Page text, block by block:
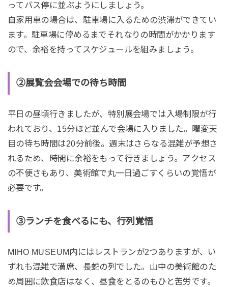
ってバス停に並ぶようにしましょう。
自家用車の場合は、駐車場に入るための渋滞ができてい
ます。駐車場に停めるまでそれなりの時間がかかります
ので、余裕を持ってスケジュールを組みましょう。
②展覧会会場での待ち時間
平日の昼頃行きましたが、特別展会場では入場制限が行
われており、15分ほど並んで会場に入りました。曜変天
目の待ち時間は20分前後。週末はさらなる混雑が予想さ
れるため、時間に余裕をもって行きましょう。アクセス
の不便さもあり、美術館で丸一日過ごすくらいの覚悟が
必要です。
③ランチを食べるにも、行列覚悟
MIHO MUSEUM内にはレストランが2つありますが、い
ずれも混雑で満席、長蛇の列でした。山中の美術館のた
め周囲に飲食店はなく、昼食をとるのもひと苦労です。